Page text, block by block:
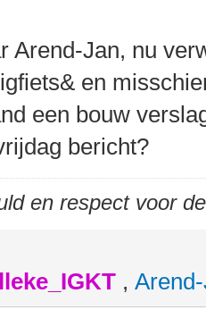
Arend-Jan, nu
en
een bouw
bericht?
en respect voor
,